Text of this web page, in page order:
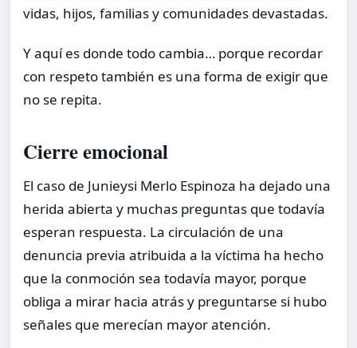
vidas, hijos, familias y comunidades devastadas.
Y aquí es donde todo cambia… porque recordar
con respeto también es una forma de exigir que
no se repita.
Cierre emocional
El caso de Junieysi Merlo Espinoza ha dejado una
herida abierta y muchas preguntas que todavía
esperan respuesta. La circulación de una
denuncia previa atribuida a la víctima ha hecho
que la conmoción sea todavía mayor, porque
obliga a mirar hacia atrás y preguntarse si hubo
señales que merecían mayor atención.